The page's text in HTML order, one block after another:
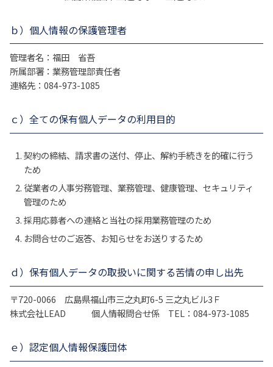
ｂ）個人情報の保護管理者
管理者名：福田 省吾
所属部署：業務管理部責任者
連絡先：084-973-1085
ｃ）全ての保有個人データの利用目的
契約の締結、請求書の送付、停止、解約手続きを的確に行う
ため
従業者の人事労務管理、業務管理、健康管理、セキュリティ
管理のため
採用応募者への連絡と当社の採用業務管理のため
お問合せのご返答、お知らせをお送りするため
ｄ）保有個人データの取扱いに関する苦情の申し出先
〒720-0066 広島県福山市三之丸町6-5 三之丸ビル3Ｆ
株式会社LEAD 個人情報問合せ係 TEL：084-973-1085
ｅ）認定個人情報保護団体